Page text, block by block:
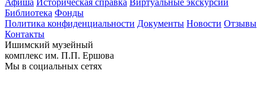
Библиотека Фонды
Политика конфиденциальности Документы Новости Отзывы
Контакты
Ишимский музейный
комплекс им. П.П. Ершова
Мы в социальных сетях